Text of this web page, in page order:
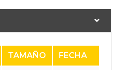
TAMAÑO FECHA